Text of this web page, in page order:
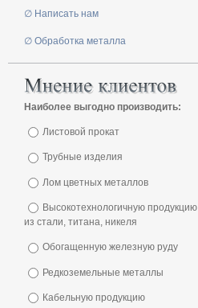
∅ Написать нам
∅ Обработка металла
Наиболее выгодно производить:
Листовой прокат
Трубные изделия
Лом цветных металлов
Высокотехнологичную продукцию
из стали, титана, никеля
Обогащенную железную руду
Редкоземельные металлы
Кабельную продукцию